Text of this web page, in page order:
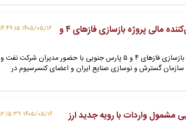
۱۴۰۵/۰۵/۱۶ ۱۴:۴۹:۱۵
بانک تجارت، تأمین‌کننده مالی پروژه بازسازی فازهای ۴ و
نشست هماهنگی پروژه بازسازی فازهای ۴ و ۵ پارس جنوبی با حضور مدیران شرکت نفت و
سازمان گسترش و نوسازی صنایع ایران و اعضای کنسرسیوم در
۱۴۰۵/۰۵/۱۶ ۱۲:۱۵:۳۹
مشمول واردات با رویه جدید ارز